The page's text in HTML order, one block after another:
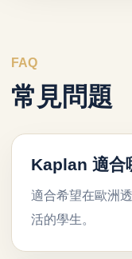
FAQ
常見問題
Kaplan 適合
適合希望在歐洲
活的學生。